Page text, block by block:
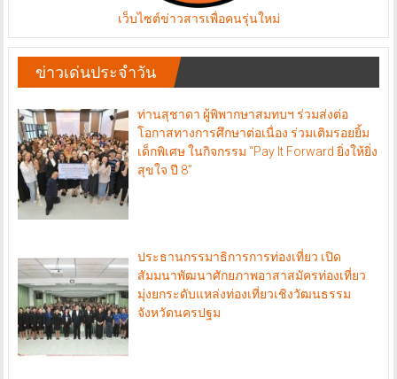
เว็บไซต์ข่าวสารเพื่อคนรุ่นใหม่
ข่าวเด่นประจำวัน
ท่านสุชาดา ผู้พิพากษาสมทบฯ ร่วมส่งต่อ
โอกาสทางการศึกษาต่อเนื่อง ร่วมเติมรอยยิ้ม
เด็กพิเศษ ในกิจกรรม “Pay It Forward ยิ่งให้ยิ่ง
สุขใจ ปี 8”
ประธานกรรมาธิการการท่องเที่ยว เปิด
สัมมนาพัฒนาศักยภาพอาสาสมัครท่องเที่ยว
มุ่งยกระดับแหล่งท่องเที่ยวเชิงวัฒนธรรม
จังหวัดนครปฐม